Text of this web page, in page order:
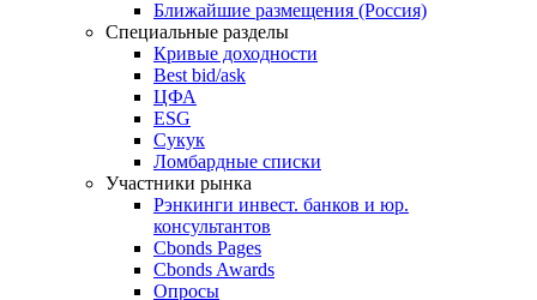
Ближайшие размещения (Россия)
Специальные разделы
Кривые доходности
Best bid/ask
ЦФА
ESG
Сукук
Ломбардные списки
Участники рынка
Рэнкинги инвест. банков и юр.
консультантов
Cbonds Pages
Cbonds Awards
Опросы